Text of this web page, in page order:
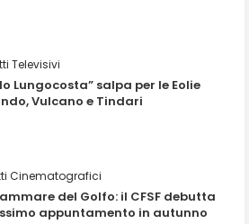
Televisivi
Lungocosta” salpa per le Eolie
Vulcano e Tindari
Cinematografici
del Golfo: il CFSF debutta
appuntamento in autunno